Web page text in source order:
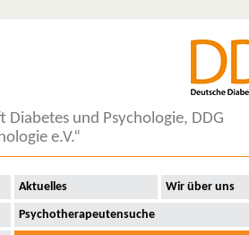
Diabetes und Psychologie, DDG
e.V.“
Aktuelles Wir über uns
Psychotherapeutensuche